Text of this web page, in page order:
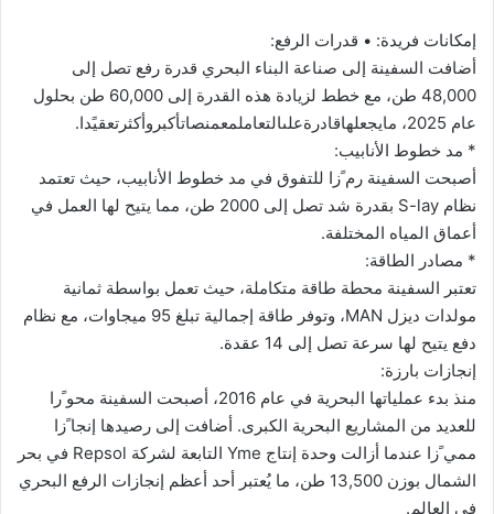
إمكانات فريدة: • قدرات الرفع:
أضافت السفينة إلى صناعة البناء البحري قدرة رفع تصل إلى
48,000 طن، مع خطط لزيادة هذه القدرة إلى 60,000 طن بحلول
عام 2025، مايجعلهاقادرةعلىالتعاملمعمنصاتأكبروأكثرتعقيًدا.
* مد خطوط الأنابيب:
أصبحت السفينة رم ًزا للتفوق في مد خطوط الأنابيب، حيث تعتمد
نظام S-lay بقدرة شد تصل إلى 2000 طن، مما يتيح لها العمل في
أعماق المياه المختلفة.
* مصادر الطاقة:
تعتبر السفينة محطة طاقة متكاملة، حيث تعمل بواسطة ثمانية
مولدات ديزل MAN، وتوفر طاقة إجمالية تبلغ 95 ميجاوات، مع نظام
دفع يتيح لها سرعة تصل إلى 14 عقدة.
إنجازات بارزة:
منذ بدء عملياتها البحرية في عام 2016، أصبحت السفينة محو ًرا
للعديد من المشاريع البحرية الكبرى. أضافت إلى رصيدها إنجا ًزا
ممي ًزا عندما أزالت وحدة إنتاج Yme التابعة لشركة Repsol في بحر
الشمال بوزن 13,500 طن، ما يُعتبر أحد أعظم إنجازات الرفع البحري
في العالم.